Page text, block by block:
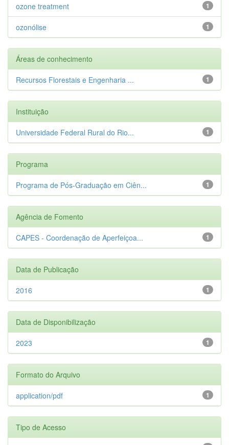
1
ozone treatment
1
ozonólise
Áreas de conhecimento
1
Recursos Florestais e Engenharia ...
Instituição
1
Universidade Federal Rural do Rio...
Programa
1
Programa de Pós-Graduação em Ciên...
Agência de Fomento
1
CAPES - Coordenação de Aperfeiçoa...
Data de Publicação
1
2016
Data de Disponibilização
1
2023
Formato do Arquivo
1
application/pdf
Tipo de Acesso